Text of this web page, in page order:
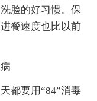
脸的好习惯。保
餐速度也比以前
都要用“84”消毒